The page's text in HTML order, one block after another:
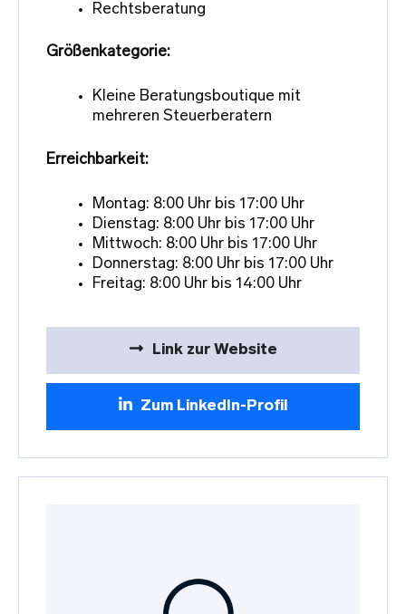
Rechtsberatung
Größenkategorie:
Kleine Beratungsboutique mit
mehreren Steuerberatern
Erreichbarkeit:
Montag: 8:00 Uhr bis 17:00 Uhr
Dienstag: 8:00 Uhr bis 17:00 Uhr
Mittwoch: 8:00 Uhr bis 17:00 Uhr
Donnerstag: 8:00 Uhr bis 17:00 Uhr
Freitag: 8:00 Uhr bis 14:00 Uhr
Link zur Website
Zum LinkedIn-Profil